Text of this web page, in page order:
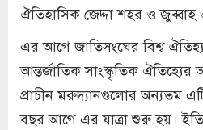
ঐতিহাসিক জেদ্দা শহর ও জুব্বাহ
এর আগে জাতিসংঘের বিশ্ব
আন্তর্জাতিক সাংস্কৃতিক ঐতিহ্যের
প্রাচীন মরুদ্যানগুলোর অন্যতম
বছর আগে এর যাত্রা শুরু হয়।